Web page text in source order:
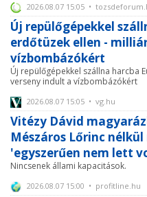
2026.08.07 15:05 •
Új repülőgépekkel
erdőtüzek ellen -
vízbombázókért
Új repülőgépekkel szállna harcba
verseny indult a vízbombázókért
2026.08.07 15:05 • vg.hu
Vitézy Dávid
Mészáros Lőrinc
'egyszerűen nem lett
Nincsenek állami kapacitások.
2026.08.07 15:00 • profitline.hu